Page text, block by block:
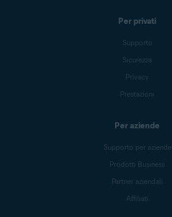
Per privati
Supporto
Sicurezza
Privacy
Prestazioni
Per aziende
Supporto per aziende
Prodotti Business
Partner aziendali
Affiliati